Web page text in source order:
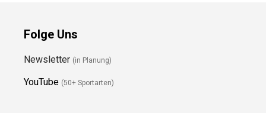
Folge Uns
Newsletter (in Planung)
YouTube (50+ Sportarten)